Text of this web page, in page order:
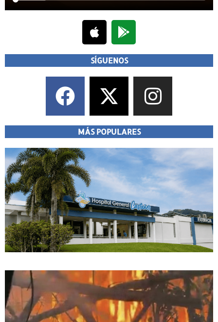
SÍGUENOS
MÁS POPULARES